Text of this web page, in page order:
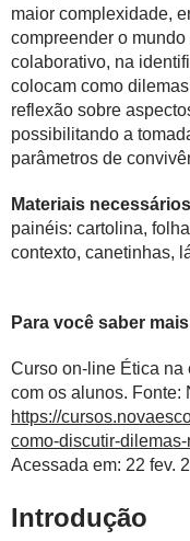
maior complexidade,
compreender o
colaborativo, na
colocam como
reflexão sobre
possibilitando a
parâmetros de
Materiais
painéis: cartolina,
contexto, canetinhas,
Para você saber
Curso on-line Ética na
com os alunos. Fonte:
https://
como-discutir-
Acessada em: 22 fev.
Introdução